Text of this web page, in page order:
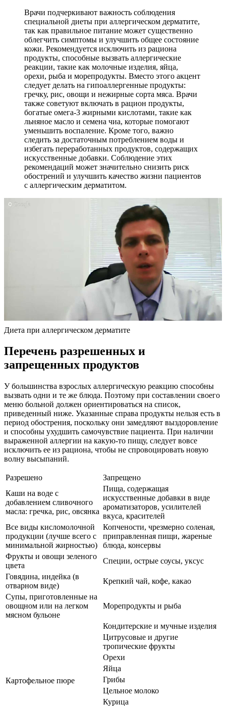
Врачи подчеркивают важность соблюдения
специальной диеты при аллергическом дерматите,
так как правильное питание может существенно
облегчить симптомы и улучшить общее состояние
кожи. Рекомендуется исключить из рациона
продукты, способные вызвать аллергические
реакции, такие как молочные изделия, яйца,
орехи, рыба и морепродукты. Вместо этого акцент
следует делать на гипоаллергенные продукты:
гречку, рис, овощи и нежирные сорта мяса. Врачи
также советуют включать в рацион продукты,
богатые омега-3 жирными кислотами, такие как
льняное масло и семена чиа, которые помогают
уменьшить воспаление. Кроме того, важно
следить за достаточным потреблением воды и
избегать переработанных продуктов, содержащих
искусственные добавки. Соблюдение этих
рекомендаций может значительно снизить риск
обострений и улучшить качество жизни пациентов
с аллергическим дерматитом.
Диета при аллергическом дерматите
Перечень разрешенных и
запрещенных продуктов
У большинства взрослых аллергическую реакцию способны
вызвать одни и те же блюда. Поэтому при составлении своего
меню больной должен ориентироваться на список,
приведенный ниже. Указанные справа продукты нельзя есть в
период обострения, поскольку они замедляют выздоровление
и способны ухудшить самочувствие пациента. При наличии
выраженной аллергии на какую-то пищу, следует вовсе
исключить ее из рациона, чтобы не спровоцировать новую
волну высыпаний.
Разрешено
Запрещено
Каши на воде с
добавлением сливочного
масла: гречка, рис, овсянка
Пища, содержащая
искусственные добавки в виде
ароматизаторов, усилителей
вкуса, красителей
Все виды кисломолочной
продукции (лучше всего с
минимальной жирностью)
Копчености, чрезмерно соленая,
приправленная пищи, жареные
блюда, консервы
Фрукты и овощи зеленого
цвета
Специи, острые соусы, уксус
Говядина, индейка (в
отварном виде)
Крепкий чай, кофе, какао
Супы, приготовленные на
овощном или на легком
мясном бульоне
Морепродукты и рыба
Картофельное пюре
Кондитерские и мучные изделия
Цитрусовые и другие
тропические фрукты
Орехи
Яйца
Грибы
Цельное молоко
Курица